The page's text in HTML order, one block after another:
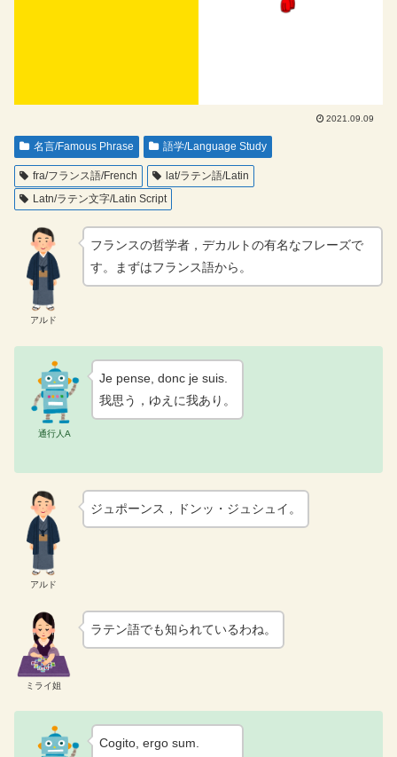
2021.09.09
名言/Famous Phrase 語学/Language Study
fra/フランス語/French
lat/ラテン語/Latin
Latn/ラテン文字/Latin Script
アルド
フランスの哲学者，デカルトの有名なフレーズで
す。まずはフランス語から。
通行人A
Je pense, donc je suis.
我思う，ゆえに我あり。
アルド
ジュポーンス，ドンッ・ジュシュイ。
ミライ姐
ラテン語でも知られているわね。
Cogito, ergo sum.